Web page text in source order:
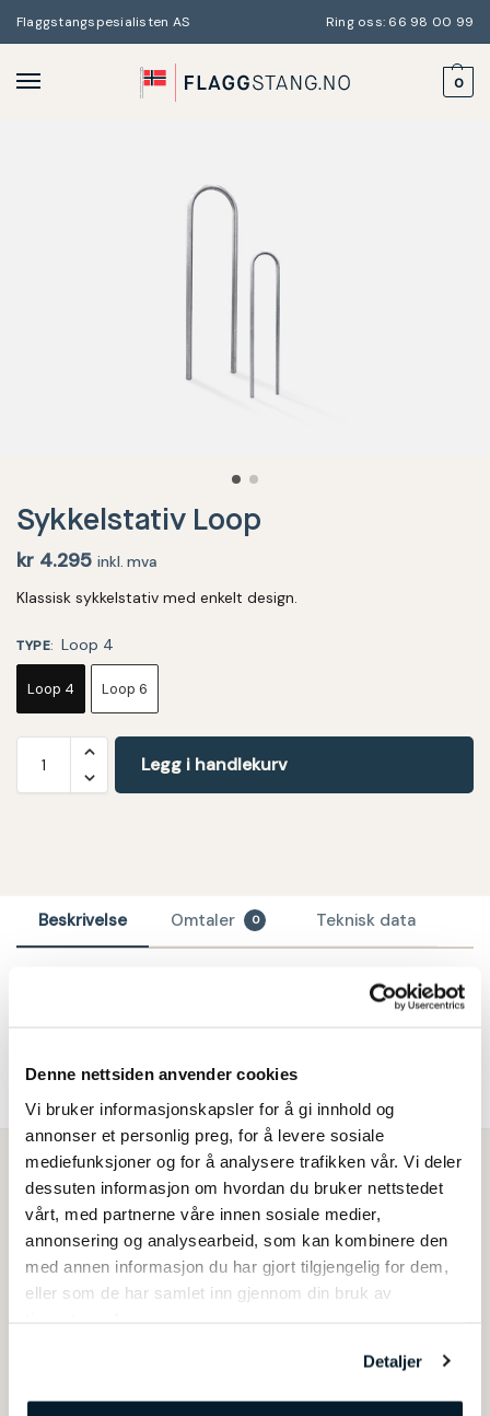
Denne nettsiden anvender cookies
Vi bruker informasjonskapsler for å gi innhold og
annonser et personlig preg, for å levere sosiale
mediefunksjoner og for å analysere trafikken vår. Vi deler
dessuten informasjon om hvordan du bruker nettstedet
vårt, med partnerne våre innen sosiale medier,
annonsering og analysearbeid, som kan kombinere den
med annen informasjon du har gjort tilgjengelig for dem,
eller som de har samlet inn gjennom din bruk av
Detaljer
Flaggstangspesialisten AS Ring oss: 66 98 00 99
0
Sykkelstativ Loop
kr 4.295 inkl. mva
Klassisk sykkelstativ med enkelt design.
TYPE: Loop 4
Loop 4 Loop 6
Legg i handlekurv
Beskrivelse Omtaler 0 Teknisk data
størrelser som går under navnene Loop 4 og Loop 6.
Vi er her for å hjelpe deg
Har du spørsmål, eller trenger
tips og råd?